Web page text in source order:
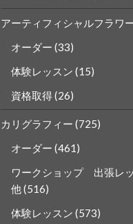
アーティフィシャルフラワ
オーダー (33)
体験レッスン (15)
資格取得(26)
カリグラフィー (725)
オーダー (461)
ワークショップ 出張レ
他(516)
体験レッスン (573)